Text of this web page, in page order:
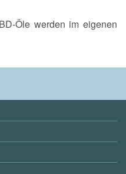
Öle werden im eigenen